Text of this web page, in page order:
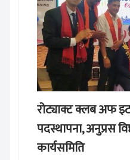
रोट्याक्ट क्लब अफ
पदस्थापना, अनुप्रस
कार्यसमिति